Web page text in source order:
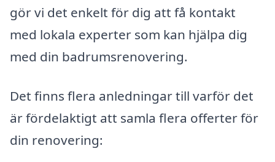
gör vi det enkelt för dig att få kontakt
med lokala experter som kan hjälpa dig
med din badrumsrenovering.
Det finns flera anledningar till varför det
är fördelaktigt att samla flera offerter för
din renovering: